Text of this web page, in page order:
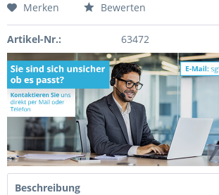
Merken Bewerten
Artikel-Nr.: 63472
Beschreibung